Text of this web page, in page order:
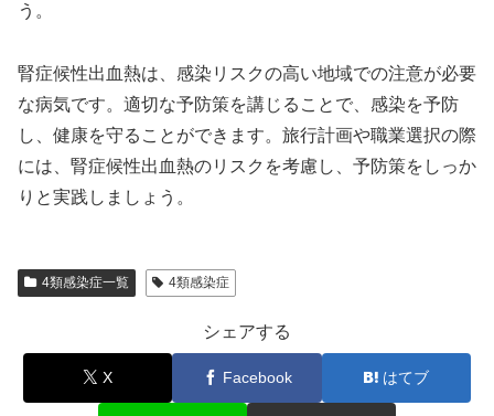
う。
腎症候性出血熱は、感染リスクの高い地域での注意が必要
な病気です。適切な予防策を講じることで、感染を予防
し、健康を守ることができます。旅行計画や職業選択の際
には、腎症候性出血熱のリスクを考慮し、予防策をしっか
りと実践しましょう。
4類感染症一覧 4類感染症
シェアする
X Facebook はてブ